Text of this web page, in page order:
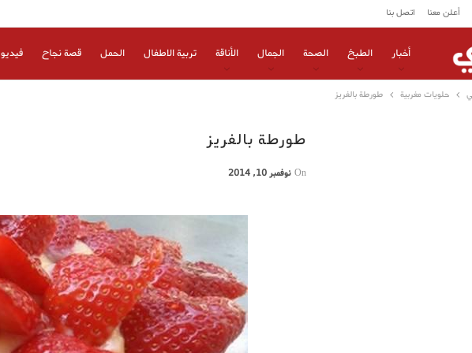
أعلن معنا اتصل بنا
أخبار الطبخ الصحة الجمال الأناقة تربية الاطفال الحمل قصة نجاح فيديو
حلويات مغربية طورطة بالفريز
طورطة بالفريز
On نوفمبر 10, 2014